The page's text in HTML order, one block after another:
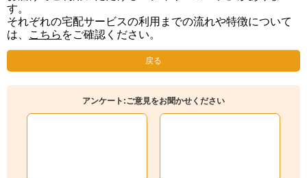
す。
それぞれの宅配サービスの利用までの流れや特徴について
は、
こちら をご確認ください。
戻る
アンケート:ご意見をお聞かせください